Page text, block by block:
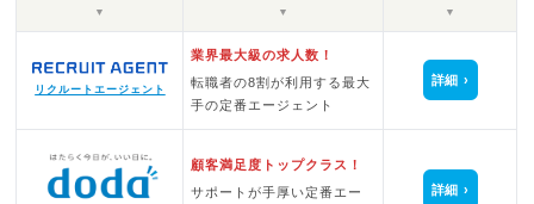
▼ ▼ ▼
リクルートエージェント
業界最大級の求人数！
転職者の8割が利用する最大
手の定番エージェント
詳細
顧客満足度トップクラス！
サポートが手厚い定番エー
詳細